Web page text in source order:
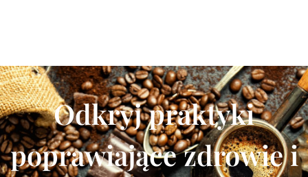
Odkryj praktyki
poprawiające zdrowie i